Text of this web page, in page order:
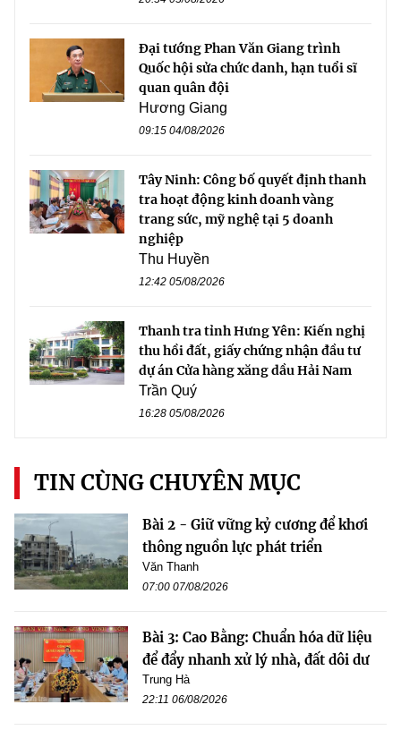
Đại tướng Phan Văn Giang trình
Quốc hội sửa chức danh, hạn tuổi sĩ
quan quân đội
Hương Giang
09:15 04/08/2026
Tây Ninh: Công bố quyết định thanh
tra hoạt động kinh doanh vàng
trang sức, mỹ nghệ tại 5 doanh
nghiệp
Thu Huyền
12:42 05/08/2026
Thanh tra tỉnh Hưng Yên: Kiến nghị
thu hồi đất, giấy chứng nhận đầu tư
dự án Cửa hàng xăng dầu Hải Nam
Trần Quý
16:28 05/08/2026
TIN CÙNG CHUYÊN MỤC
Bài 2 - Giữ vững kỷ cương để khơi
thông nguồn lực phát triển
Văn Thanh
07:00 07/08/2026
Bài 3: Cao Bằng: Chuẩn hóa dữ liệu
để đẩy nhanh xử lý nhà, đất dôi dư
Trung Hà
22:11 06/08/2026